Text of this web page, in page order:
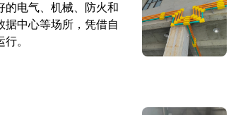
的电气、机械、防火和
据中心等场所，凭借自
。